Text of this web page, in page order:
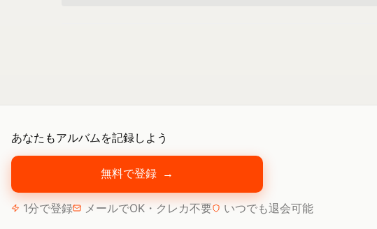
あなたもアルバムを記録しよう
無料で登録 →
1分で登録 メールでOK・クレカ不要 いつでも退会可能